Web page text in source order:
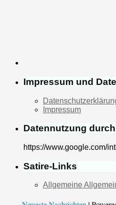
Impressum und
Impressum
Datennutzung
https://www.google.com/
Satire-Links
Allgemeine